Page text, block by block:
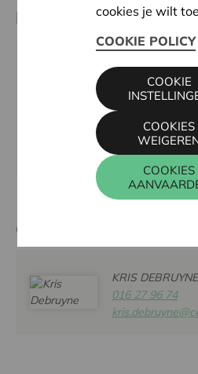
Partner
Itegemsesteenweg 3, 2270
014 50 21 20
info@boeyendaalhof.be
www.vulpia.be
Contactpersoon
KRIS DEBRUYNE
016 27 96 74
cookies je wilt
COOKIE POLICY
COOKIES
COOKIES
COOKIE